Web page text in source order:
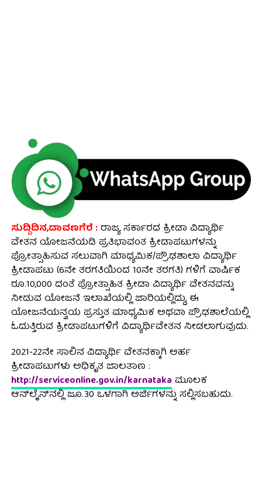
ಸುದ್ದಿದಿನ,ದಾವಣಗೆರೆ :ರಾಜ್ಯ ಸರ್ಕಾರದ ಕ್ರೀಡಾ ವಿದ್ಯಾರ್ಥಿ
ವೇತನ ಯೋಜನೆಯಡಿ ಪ್ರತಿಭಾವಂತ ಕ್ರೀಡಾಪಟುಗಳನ್ನು
ಪ್ರೋತ್ಸಾಹಿಸುವ ಸಲುವಾಗಿ ಮಾಧ್ಯಮಿಕ/ಪ್ರೌಢಶಾಲಾ ವಿದ್ಯಾರ್ಥಿ
ಕ್ರೀಡಾಪಟು (6ನೇ ತರಗತಿಯಿಂದ 10ನೇ ತರಗತಿ) ಗಳಿಗೆ ವಾರ್ಷಿಕ
ರೂ.10,000 ದಂತೆ ಪ್ರೋತ್ಸಾಹಿತ ಕ್ರೀಡಾ ವಿದ್ಯಾರ್ಥಿ ವೇತನವನ್ನು
ನೀಡುವ ಯೋಜನೆ ಇಲಾಖೆಯಲ್ಲಿ ಜಾರಿಯಲ್ಲಿದ್ದು, ಈ
ಯೋಜನೆಯನ್ವಯ ಪ್ರಸ್ತುತ ಮಾಧ್ಯಮಿಕ ಅಥವಾ ಪ್ರೌಢಶಾಲೆಯಲ್ಲಿ
ಓದುತ್ತಿರುವ ಕ್ರೀಡಾಪಟುಗಳಿಗೆ ವಿದ್ಯಾರ್ಥಿವೇತನ ನೀಡಲಾಗುವುದು.
2021-22ನೇ ಸಾಲಿನ ವಿದ್ಯಾರ್ಥಿ ವೇತನಕ್ಕಾಗಿ ಅರ್ಹ
ಕ್ರೀಡಾಪಟುಗಳು ಅಧಿಕೃತ ಜಾಲತಾಣ :
http://serviceonline.gov.in/karnataka ಮೂಲಕ
ಆನ್‍ಲೈನ್‍ನಲ್ಲಿ ಜೂ.30 ಒಳಗಾಗಿ ಅರ್ಜಿಗಳನ್ನು ಸಲ್ಲಿಸಬಹುದು.